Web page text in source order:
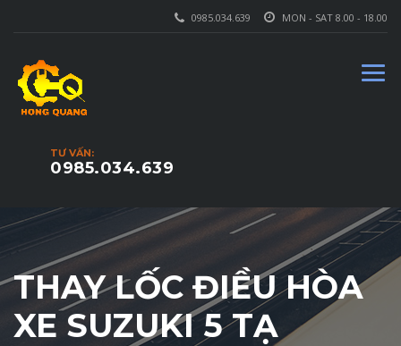
MON - SAT 8.00 - 18.00
0985.034.639
TƯ VẤN:
0985.034.639
THAY LỐC ĐIỀU HÒA
XE SUZUKI 5 TẠ